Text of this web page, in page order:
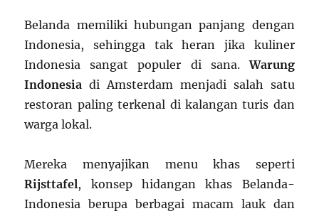
Belanda memiliki hubungan panjang dengan
Indonesia, sehingga tak heran jika kuliner
Indonesia sangat populer di sana.Warung
Indonesia di Amsterdam menjadi salah satu
restoran paling terkenal di kalangan turis dan
warga lokal.
Mereka menyajikan menu khas seperti
Rijsttafel, konsep hidangan khas Belanda-
Indonesia berupa berbagai macam lauk dan